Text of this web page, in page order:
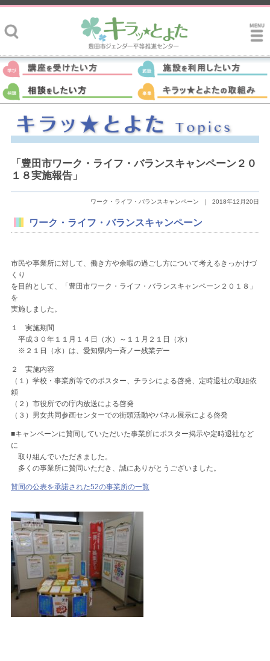
「豊田市ワーク・ライフ・バランスキャンペーン２０
１８実施報告」
ワーク・ライフ・バランスキャンペーン ｜ 2018年12月20日
ワーク・ライフ・バランスキャンペーン
市民や事業所に対して、働き方や余暇の過ごし方について考えるきっかけづ
くり
を目的として、「豊田市ワーク・ライフ・バランスキャンペーン２０１８」
を
実施しました。
１ 実施期間
平成３０年１１月１４日（水）～１１月２１日（水）
※２１日（水）は、愛知県内一斉ノー残業デー
２ 実施内容
（１）学校・事業所等でのポスター、チラシによる啓発、定時退社の取組依
頼
（２）市役所での庁内放送による啓発
（３）男女共同参画センターでの街頭活動やパネル展示による啓発
■キャンペーンに賛同していただいた事業所にポスター掲示や定時退社など
に
取り組んでいただきました。
多くの事業所に賛同いただき、誠にありがとうございました。
賛同の公表を承諾された52の事業所の一覧